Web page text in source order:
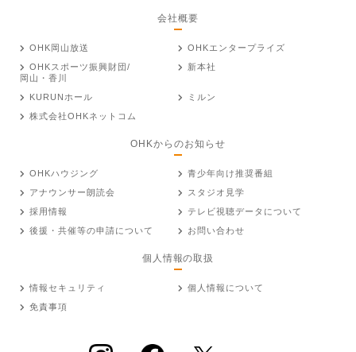
会社概要
OHK岡山放送
OHKエンタープライズ
OHKスポーツ振興財団/
岡山・香川
新本社
KURUNホール
ミルン
株式会社OHKネットコム
OHKからのお知らせ
OHKハウジング
青少年向け推奨番組
アナウンサー朗読会
スタジオ見学
採用情報
テレビ視聴データについて
後援・共催等の申請について
お問い合わせ
個人情報の取扱
情報セキュリティ
個人情報について
免責事項